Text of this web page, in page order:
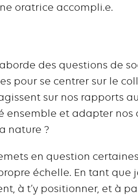
oratrice accompli.e.
des questions de
pour se centrer sur le
sur nos rapports
ensemble et adapter
nature ?
en question
échelle. En tant que
à t’y positionner, et à